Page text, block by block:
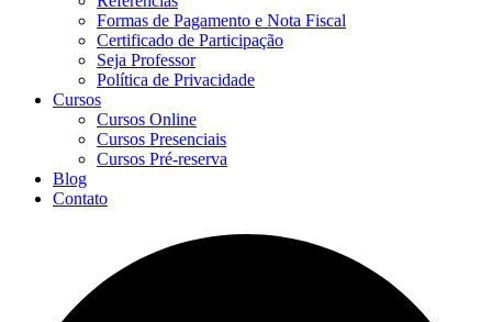
Formas de Pagamento e Nota Fiscal
Certificado de Participação
Seja Professor
Política de Privacidade
Cursos
Cursos Online
Cursos Presenciais
Cursos Pré-reserva
Blog
Contato